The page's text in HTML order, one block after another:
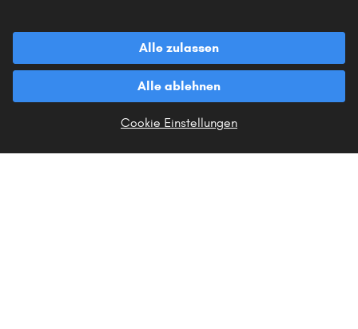
Unsere VersandpartnerAlle zulassen
Alle ablehnen
Cookie Einstellungen